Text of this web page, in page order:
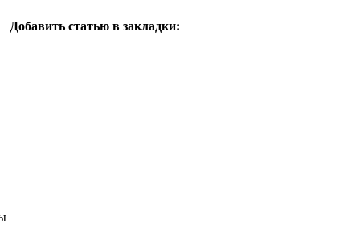
Добавить статью в закладки: